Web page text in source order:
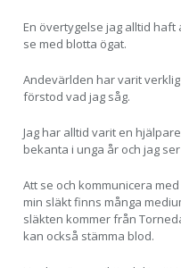
En övertygelse jag alltid
se med blotta ögat.
Andevärlden har varit
förstod vad jag såg.
Jag har alltid varit en
bekanta i unga år och jag
Att se och kommunicera
min släkt finns många
släkten kommer från
kan också stämma blod.